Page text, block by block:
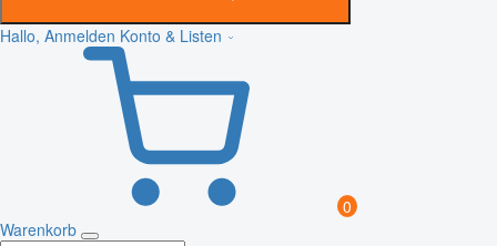
Hallo, Anmelden Konto & Listen
0
Warenkorb